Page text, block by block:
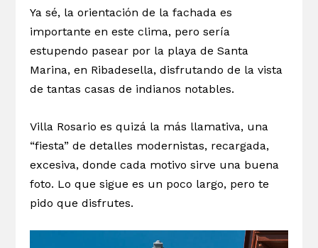
Ya sé, la orientación de la fachada es
importante en este clima, pero sería
estupendo pasear por la playa de Santa
Marina, en Ribadesella, disfrutando de la vista
de tantas casas de indianos notables.
Villa Rosario es quizá la más llamativa, una
“fiesta” de detalles modernistas, recargada,
excesiva, donde cada motivo sirve una buena
foto. Lo que sigue es un poco largo, pero te
pido que disfrutes.